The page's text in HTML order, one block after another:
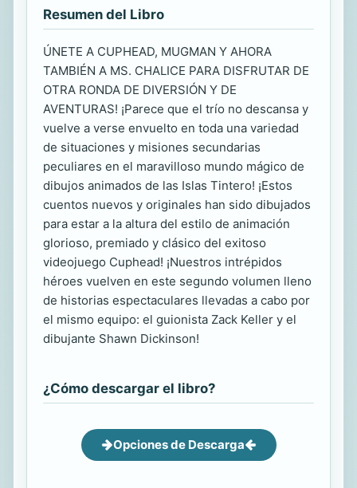
Resumen del Libro
ÚNETE A CUPHEAD, MUGMAN Y AHORA
TAMBIÉN A MS. CHALICE PARA DISFRUTAR DE
OTRA RONDA DE DIVERSIÓN Y DE
AVENTURAS! ¡Parece que el trío no descansa y
vuelve a verse envuelto en toda una variedad
de situaciones y misiones secundarias
peculiares en el maravilloso mundo mágico de
dibujos animados de las Islas Tintero! ¡Estos
cuentos nuevos y originales han sido dibujados
para estar a la altura del estilo de animación
glorioso, premiado y clásico del exitoso
videojuego Cuphead! ¡Nuestros intrépidos
héroes vuelven en este segundo volumen lleno
de historias espectaculares llevadas a cabo por
el mismo equipo: el guionista Zack Keller y el
dibujante Shawn Dickinson!
¿Cómo descargar el libro?
Opciones de Descarga